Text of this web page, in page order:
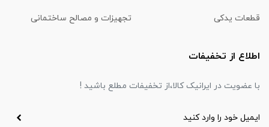
قطعات یدکی تجهیزات و مصالح ساختمانی
اطلاع از تخفیفات
با عضویت در ایرانیک کالا،از تخفیفات مطلع باشید !